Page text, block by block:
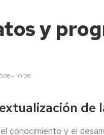
y
- 10:26
de
conocimiento y el